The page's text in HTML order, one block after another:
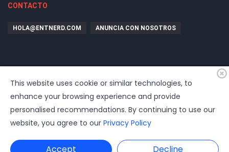
CONTACTO
HOLA@ENTNERD.COM ANUNCIA CON NOSOTROS
www.dast.cl
This website uses cookie or similar technologies, to
enhance your browsing experience and provide
personalised recommendations. By continuing to use our
website, you agree to our Privacy Policy
Accept Decline